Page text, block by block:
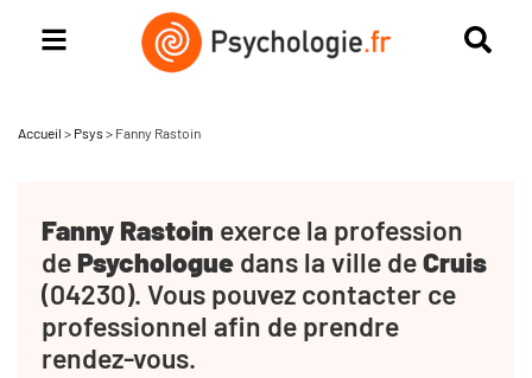
Accueil > Psys > Fanny Rastoin
Fanny Rastoin exerce la profession
dePsychologue dans la ville deCruis
(04230). Vous pouvez contacter ce
professionnel afin de prendre
rendez-vous.